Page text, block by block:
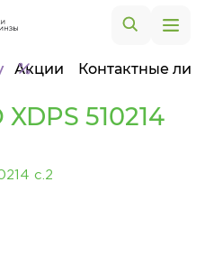
Акции Контактные
510214